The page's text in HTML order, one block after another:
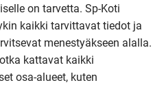
on tarvetta. Sp-Koti
kaikki tarvittavat tiedot ja
menestyäkseen alalla.
kattavat kaikki
osa-alueet, kuten